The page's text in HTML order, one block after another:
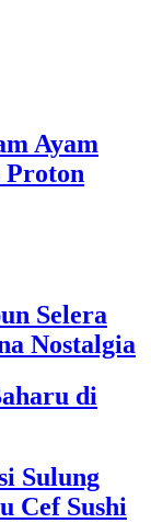
Ayam
Selera
Nostalgia
di
Sulung
Cef Sushi